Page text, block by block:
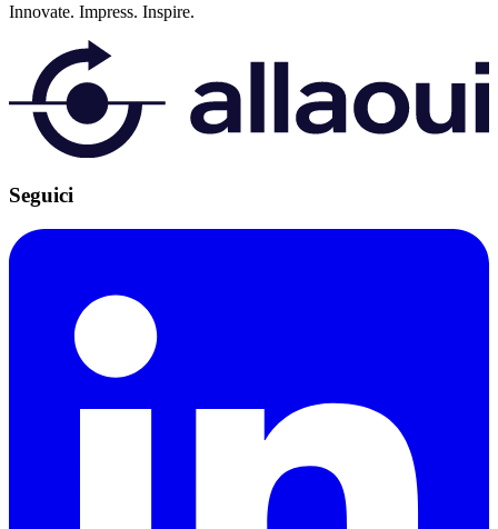
Innovate. Impress. Inspire.
Seguici